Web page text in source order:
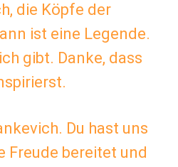
die Köpfe der
ist eine Legende.
gibt. Danke, dass
Du hast uns
Freude bereitet und